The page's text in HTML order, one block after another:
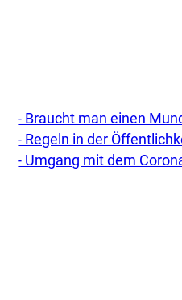
- Braucht man einen
- Regeln in der
- Umgang mit dem